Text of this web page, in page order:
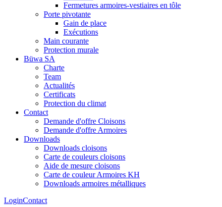
Fermetures armoires-vestiaires en tôle
Porte pivotante
Gain de place
Exécutions
Main courante
Protection murale
Büwa SA
Charte
Team
Actualités
Certificats
Protection du climat
Contact
Demande d'offre Cloisons
Demande d'offre Armoires
Downloads
Downloads cloisons
Carte de couleurs cloisons
Aide de mesure cloisons
Carte de couleur Armoires KH
Downloads armoires métalliques
LoginContact